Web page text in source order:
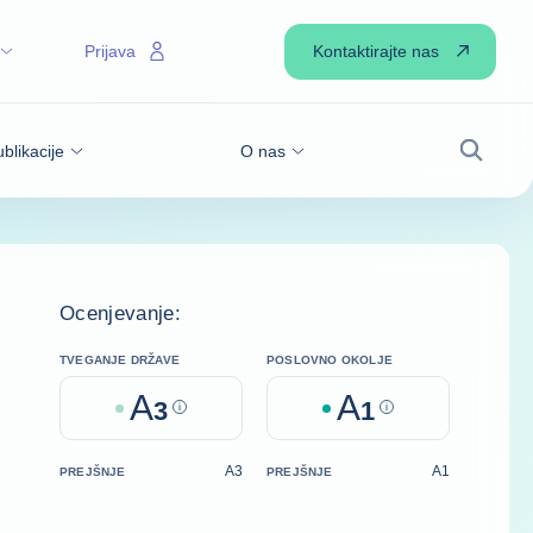
O nas
Iskanje
Prijava Kontaktirajte nas
Ocenjevanje:
TVEGANJE DRŽAVE
A3 Help
POSLOVNO OKOLJE
A1 Help
PREJŠNJE A3 PREJŠNJE A1